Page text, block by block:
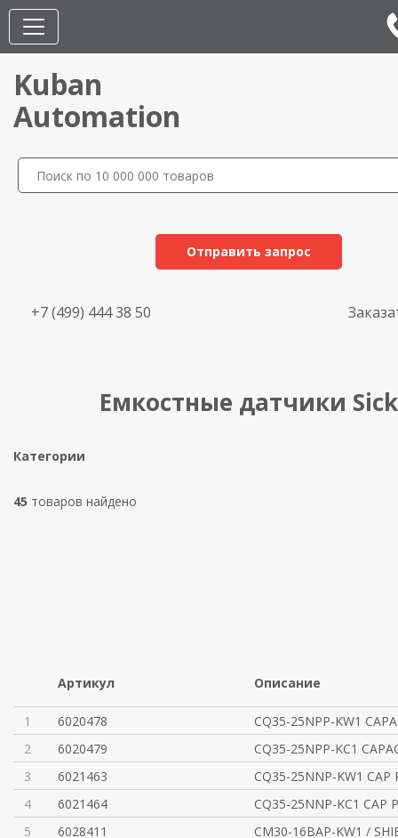
Kuban
Automation
Отправить запрос
+7 (499) 444 38 50
Емкостные датчики Sick
Категории
45 товаров найдено
Артикул Описание
1 6020478
CQ35-25NPP-KW1
2
6020479
CQ35-25NPP-KC1
3
6021463
CQ35-25NNP-KW1 CAP
4
6021464
CQ35-25NNP-KC1 CAP
5
6028411
CM30-16BAP-KW1 /